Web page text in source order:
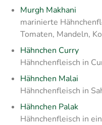
Murgh Makhani
marinierte
Tomaten, Mandeln,
Hähnchen Curry
Hähnchenfleisch in
Hähnchen Malai
Hähnchenfleisch in
Hähnchen Palak
Hähnchenfleisch in